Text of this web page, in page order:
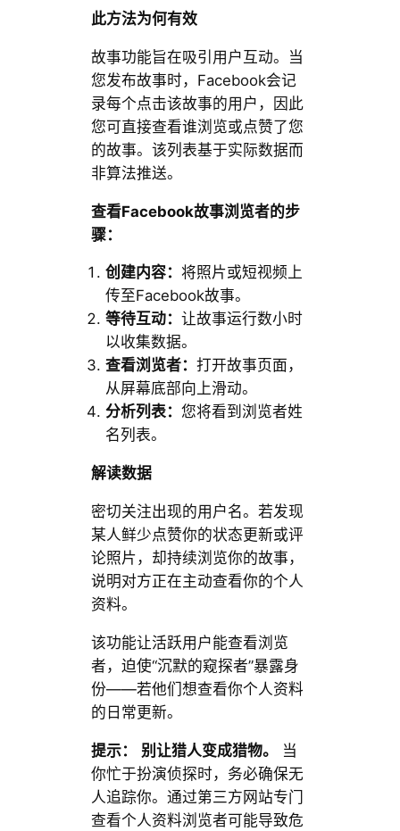
此方法为何有效
故事功能旨在吸引用户互动。当
您发布故事时，Facebook会记
录每个点击该故事的用户，因此
您可直接查看谁浏览或点赞了您
的故事。该列表基于实际数据而
非算法推送。
查看Facebook故事浏览者的步
骤：
创建内容： 将照片或短视频上
传至Facebook故事。
等待互动： 让故事运行数小时
以收集数据。
查看浏览者： 打开故事页面，
从屏幕底部向上滑动。
分析列表： 您将看到浏览者姓
名列表。
解读数据
密切关注出现的用户名。若发现
某人鲜少点赞你的状态更新或评
论照片，却持续浏览你的故事，
说明对方正在主动查看你的个人
资料。
该功能让活跃用户能查看浏览
者，迫使“沉默的窥探者”暴露身
份——若他们想查看你个人资料
的日常更新。
提示： 别让猎人变成猎物。
当
你忙于扮演侦探时，务必确保无
人追踪你。通过第三方网站专门
查看个人资料浏览者可能导致危